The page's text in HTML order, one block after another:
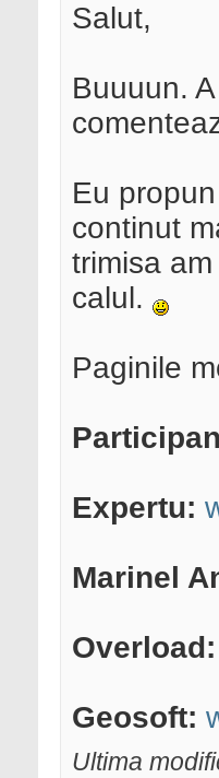
Salut,
Buuuun.
Eu
continut
trimisa
calul.
Paginile
Expertu:
Marinel
Overload:
Geosoft:
Ultima